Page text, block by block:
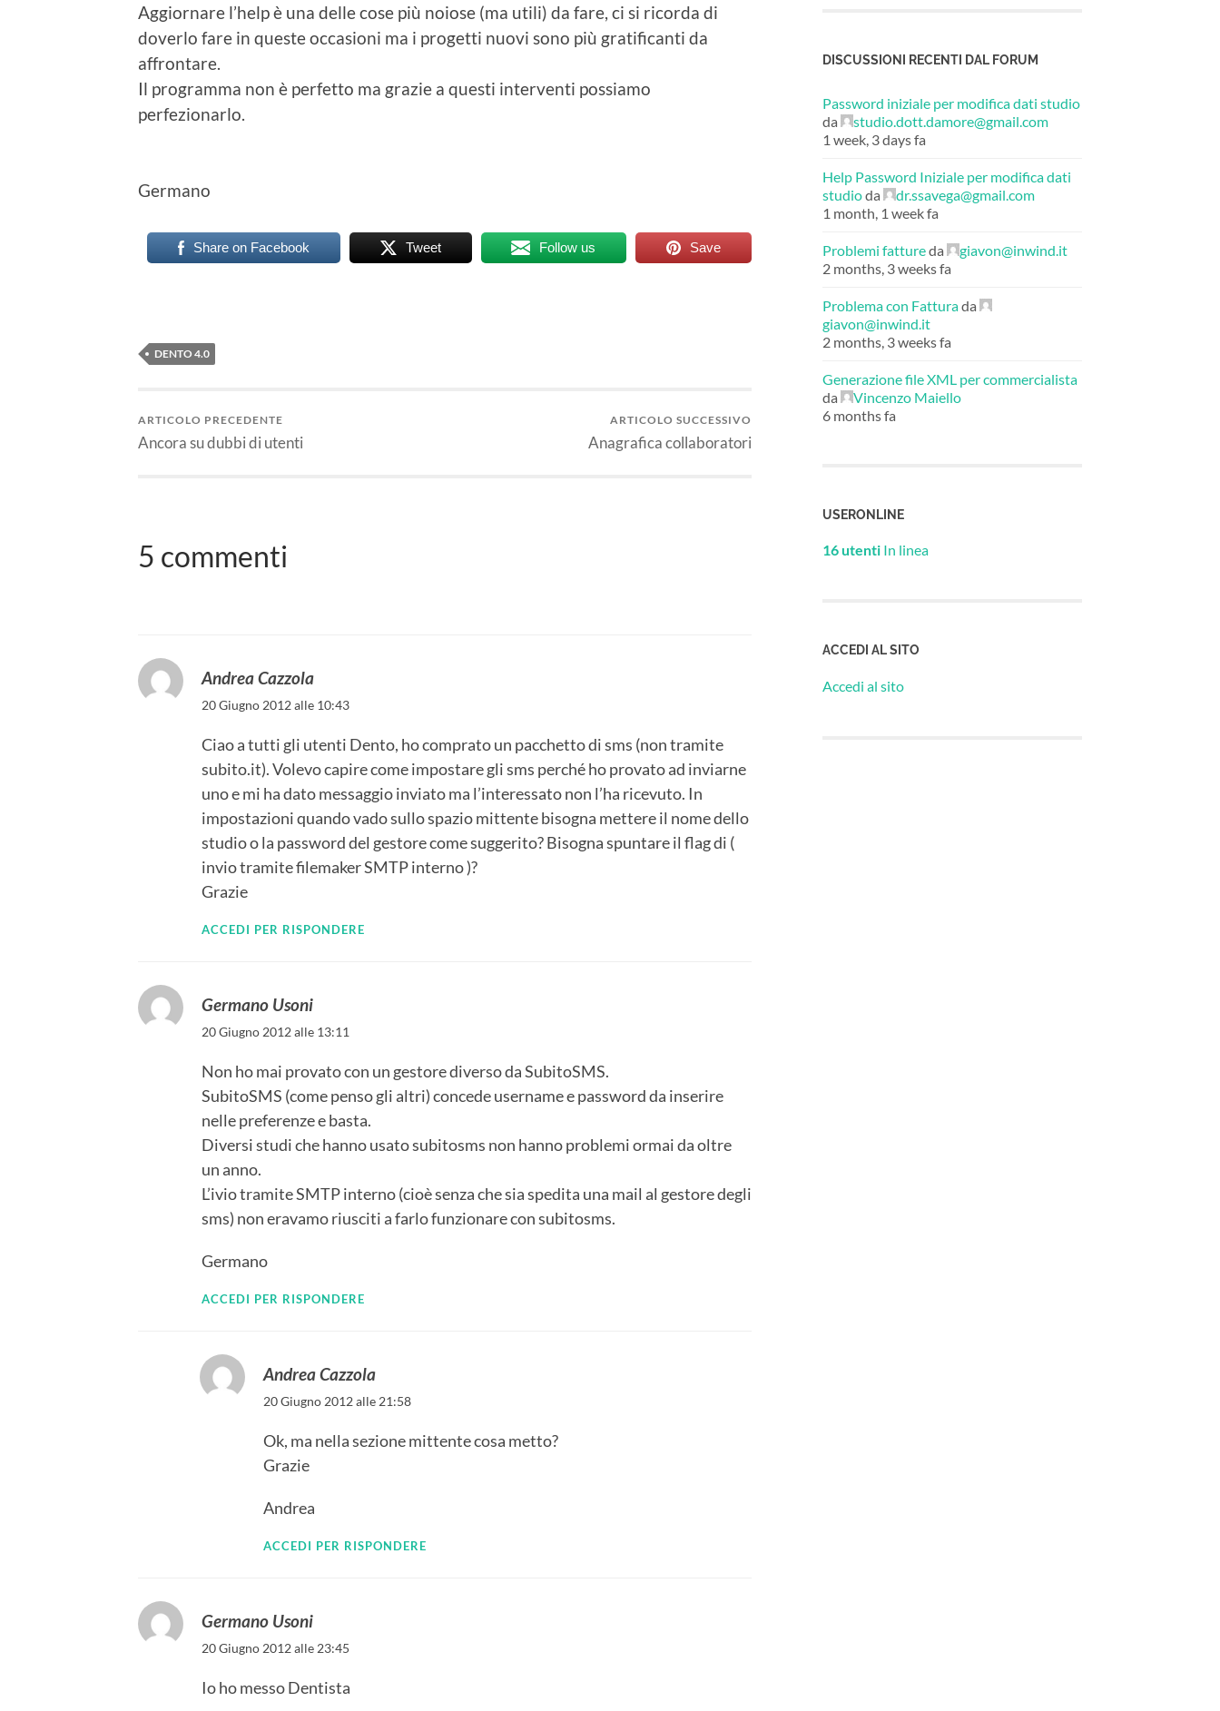
Aggiornare l’help è una delle cose più noiose (ma utili) da fare, ci si ricorda di
doverlo fare in queste occasioni ma i progetti nuovi sono più gratificanti da
affrontare.
Il programma non è perfetto ma grazie a questi interventi possiamo
perfezionarlo.
Germano
Share on Facebook Tweet Follow us Save
DENTO 4.0
ARTICOLO PRECEDENTE
Ancora su dubbi di utenti
ARTICOLO SUCCESSIVO
Anagrafica collaboratori
5 commenti
Andrea Cazzola
20 Giugno 2012 alle 10:43
Ciao a tutti gli utenti Dento, ho comprato un pacchetto di sms (non tramite
subito.it). Volevo capire come impostare gli sms perché ho provato ad inviarne
uno e mi ha dato messaggio inviato ma l’interessato non l’ha ricevuto. In
impostazioni quando vado sullo spazio mittente bisogna mettere il nome dello
studio o la password del gestore come suggerito? Bisogna spuntare il flag di (
invio tramite filemaker SMTP interno )?
Grazie
ACCEDI PER RISPONDERE
Germano Usoni
20 Giugno 2012 alle 13:11
Non ho mai provato con un gestore diverso da SubitoSMS.
SubitoSMS (come penso gli altri) concede username e password da inserire
nelle preferenze e basta.
Diversi studi che hanno usato subitosms non hanno problemi ormai da oltre
un anno.
L’ivio tramite SMTP interno (cioè senza che sia spedita una mail al gestore degli
sms) non eravamo riusciti a farlo funzionare con subitosms.
Germano
ACCEDI PER RISPONDERE
Andrea Cazzola
20 Giugno 2012 alle 21:58
Ok, ma nella sezione mittente cosa metto?
Grazie
Andrea
ACCEDI PER RISPONDERE
Germano Usoni
20 Giugno 2012 alle 23:45
Io ho messo Dentista
DISCUSSIONI RECENTI DAL FORUM
Password iniziale per modifica dati studio
da
studio.dott.damore@gmail.com
1 week, 3 days fa
Help Password Iniziale per modifica dati
studioda
dr.ssavega@gmail.com
1 month, 1 week fa
Problemi fattureda
giavon@inwind.it
2 months, 3 weeks fa
Problema con Fatturada
giavon@inwind.it
2 months, 3 weeks fa
Generazione file XML per commercialista
da
Vincenzo Maiello
6 months fa
USERONLINE
16 utenti In linea
ACCEDI AL SITO
Accedi al sito